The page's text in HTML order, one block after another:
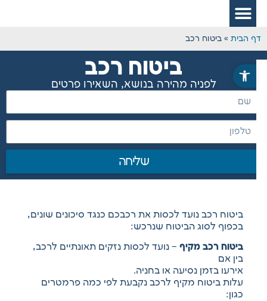
פתח סרגל נגישות
הבית»ביטוח רכב
ביטוח רכב
לפניה מהירה בנושא, השאירו פרטים
שליחה
ביטוח רכב נועד לכסות את רכבכם כנגד סיכונים שונים,
בכפוף לסוג הביטוח שנרכש:
ביטוח רכב מקיף– נועד לכסות נזקים תאונתיים לרכב,
בין אם
אירעו בזמן נסיעה או בחניה.
עלות ביטוח מקיף לרכב נקבעת לפי כמה פרמטרים
כגון: